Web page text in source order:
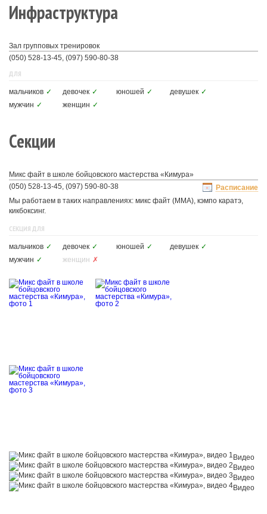
Инфраструктура
Зал групповых тренировок
(050) 528-13-45, (097) 590-80-38
ДЛЯ
мальчиков ✓ девочек ✓ юношей ✓ девушек ✓
мужчин ✓ женщин ✓
Секции
Микс файт в школе бойцовского мастерства «Кимура»
Расписание
(050) 528-13-45, (097) 590-80-38
Мы работаем в таких направлениях: микс файт (ММА), кэмпо каратэ,
кикбоксинг.
СЕКЦИЯ ДЛЯ
мальчиков ✓ девочек ✓ юношей ✓ девушек ✓
мужчин ✓ женщин ✗
Видео
Видео
Видео
Видео